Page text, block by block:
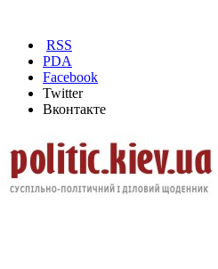
RSS
PDA
Facebook
Twitter
Вконтакте